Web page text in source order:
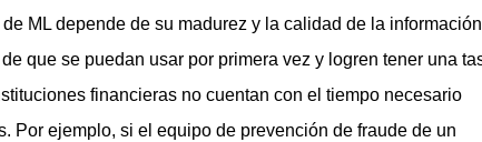
ML depende de su madurez y la calidad de la
que se puedan usar por primera vez y logren tener una
financieras no cuentan con el tiempo necesario
Por ejemplo, si el equipo de prevención de fraude de un